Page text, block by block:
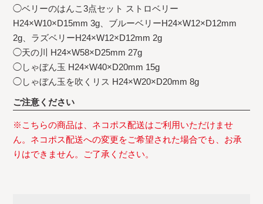
◯ベリーのはんこ3点セット ストロベリー
H24×W10×D15mm 3g、ブルーベリーH24×W12×D12mm
2g、ラズベリーH24×W12×D12mm 2g
◯天の川 H24×W58×D25mm 27g
◯しゃぼん玉 H24×W40×D20mm 15g
◯しゃぼん玉を吹くリス H24×W20×D20mm 8g
ご注意ください
※こちらの商品は、ネコポス配送はご利用いただけませ
ん。ネコポス配送への変更をご希望された場合でも、お承
りはできません。ご了承ください。